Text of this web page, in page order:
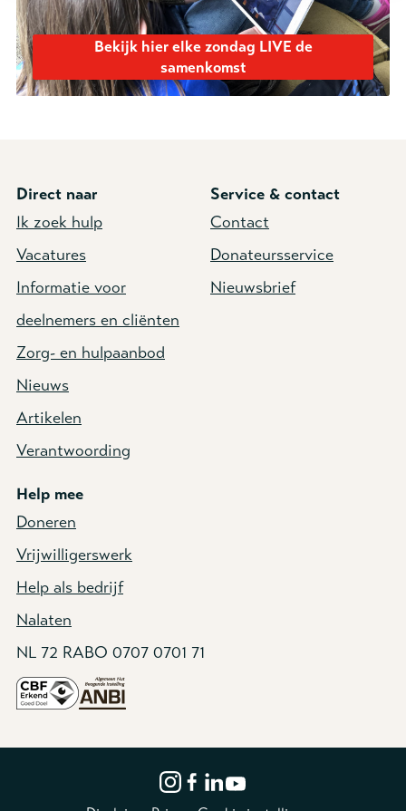
Bekijk hier elke zondag LIVE de
samenkomst
Direct naar
Ik zoek hulp
Vacatures
Informatie voor
deelnemers en cliënten
Zorg- en hulpaanbod
Nieuws
Artikelen
Verantwoording
Service & contact
Contact
Donateursservice
Nieuwsbrief
Help mee
Doneren
Vrijwilligerswerk
Help als bedrijf
Nalaten
NL 72 RABO 0707 0701 71